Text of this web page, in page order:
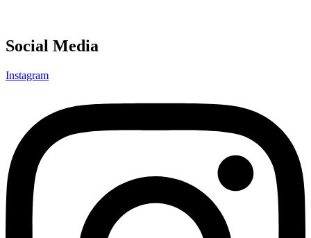
Social Media
Instagram